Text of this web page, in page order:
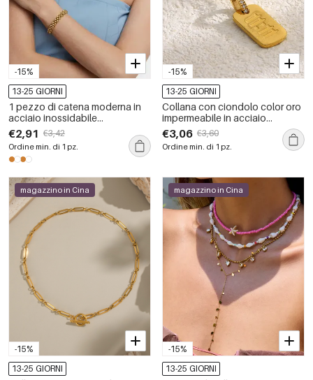
-15%
13-25 GIORNI
1 pezzo di catena moderna in
acciaio inossidabile
impermeabile color oro, collane
da donna
€2,91 €3,42
Ordine min. di 1 pz.
-15%
13-25 GIORNI
Collana con ciondolo color oro
impermeabile in acciaio
inossidabile semplice
€3,06 €3,60
Ordine min. di 1 pz.
-15%
magazzino in Cina
13-25 GIORNI
-15%
magazzino in Cina
13-25 GIORNI